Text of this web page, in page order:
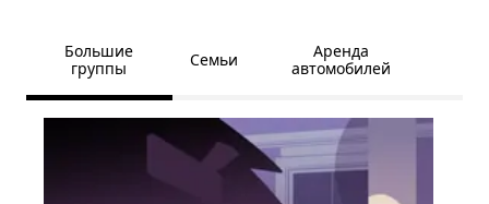
Большие
группы
Семьи
Аренда
автомобилей